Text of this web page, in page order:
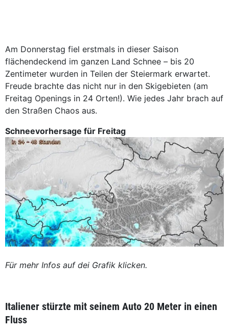
Am Donnerstag fiel erstmals in dieser Saison
flächendeckend im ganzen Land Schnee – bis 20
Zentimeter wurden in Teilen der Steiermark erwartet.
Freude brachte das nicht nur in den Skigebieten (am
Freitag Openings in 24 Orten!). Wie jedes Jahr brach auf
den Straßen Chaos aus.
Schneevorhersage für Freitag
Für mehr Infos auf dei Grafik klicken.
Italiener stürzte mit seinem Auto 20 Meter in einen
Fluss